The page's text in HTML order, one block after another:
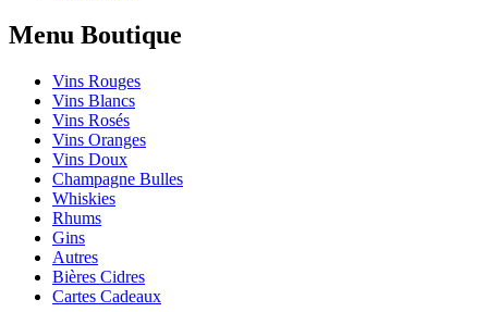
Menu Boutique
Vins Rouges
Vins Blancs
Vins Rosés
Vins Oranges
Vins Doux
Champagne Bulles
Whiskies
Rhums
Gins
Autres
Bières Cidres
Cartes Cadeaux